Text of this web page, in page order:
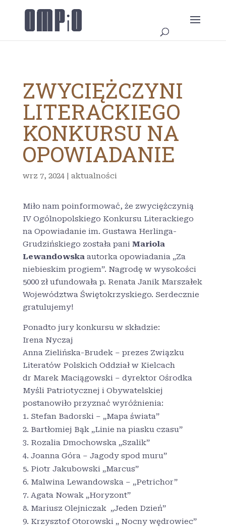
ZWYCIĘŻCZYNI
LITERACKIEGO
KONKURSU NA
OPOWIADANIE
wrz 7, 2024| aktualności
Miło nam poinformować, że zwyciężczynią
IV Ogólnopolskiego Konkursu Literackiego
na Opowiadanie im. Gustawa Herlinga-
Grudzińskiego została pani Mariola
Lewandowskaautorka opowiadania „Za
niebieskim progiem”. Nagrodę w wysokości
5000 zł ufundowała p. Renata Janik Marszałek
Województwa Świętokrzyskiego. Serdecznie
gratulujemy!
Ponadto jury konkursu w składzie:
Irena Nyczaj
Anna Zielińska-Brudek – prezes Związku
Literatów Polskich Oddział w Kielcach
dr Marek Maciągowski – dyrektor Ośrodka
Myśli Patriotycznej i Obywatelskiej
postanowiło przyznać wyróżnienia:
Stefan Badorski – „Mapa świata”
Bartłomiej Bąk „Linie na piasku czasu”
Rozalia Dmochowska „Szalik”
Joanna Góra – Jagody spod muru”
Piotr Jakubowski „Marcus”
Malwina Lewandowska – „Petrichor”
Agata Nowak „Horyzont”
Mariusz Olejniczak „Jeden Dzień”
Krzysztof Otorowski „ Nocny wędrowiec”